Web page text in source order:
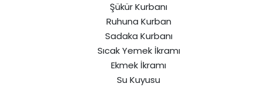
Şükür Kurbanı
Ruhuna Kurban
Sadaka Kurbanı
Sıcak Yemek İkramı
Ekmek İkramı
Su Kuyusu